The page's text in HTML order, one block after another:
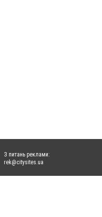
З питань реклами:
rek@citysites.ua